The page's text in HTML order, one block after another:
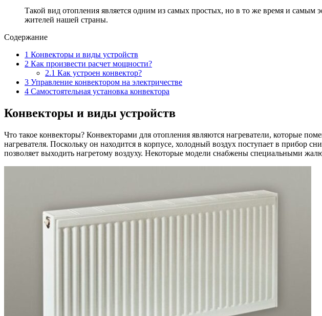
Такой вид отопления является одним из самых простых, но в то же время и самым
жителей нашей страны.
Содержание
1 Конвекторы и виды устройств
2 Как произвести расчет мощности?
2.1 Как устроен конвектор?
3 Управление конвектором на электричестве
4 Самостоятельная установка конвектора
Конвекторы и виды устройств
Что такое конвекторы? Конвекторами для отопления являются нагреватели, которые
нагревателя. Поскольку он находится в корпусе, холодный воздух поступает в прибор
позволяет выходить нагретому воздуху. Некоторые модели снабжены специальными